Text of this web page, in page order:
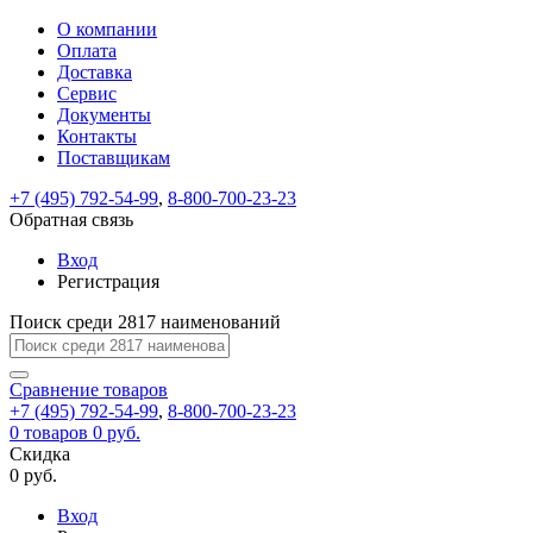
ВходРегистрация
Только
test@example.com
отправлена
по
ней
для
регистрации.
Ок
Только
Запомнить
меня
Забыли
Восстановление
пароля
Заполните
форму.
Мы
отправим
ссылку
на
указанный
электронный
адрес,
перейдя
по
которой
вы
новый
На
вашу
test@test.ru
отправлена
ссылка.
Перейдите
по
для
смены
пароля.
Введите
новый
пароль
Сменить
Пароль
успешно
Войти
Обратная
связь
Сообщение
пользовательского
соглашения
Ваше
сообщение
успешно
О компании
Оплата
Доставка
Сервис
Документы
Контакты
Поставщикам
+7 (495) 792-54-99, 8-800-700-23-23
Обратная связь
Вход
Регистрация
Поиск среди 2817 наименований
Сравнение товаров
+7 (495) 792-54-99, 8-800-700-23-23
0 товаров 0 руб.
Скидка
0 руб.
Вход